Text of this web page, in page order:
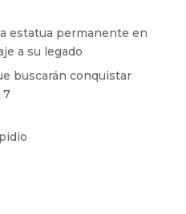
estatua permanente en
a su legado
buscarán conquistar
7